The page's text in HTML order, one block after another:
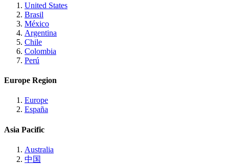
United States
Brasil
México
Argentina
Chile
Colombia
Perú
Europe Region
Europe
España
Asia Pacific
Australia
中国